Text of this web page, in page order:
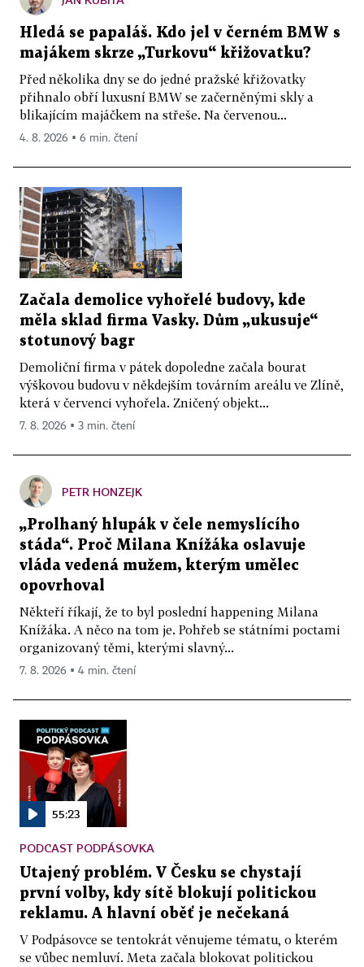
Hledá se papaláš. Kdo jel v černém BMW s
majákem skrze „Turkovu“ křižovatku?
Před několika dny se do jedné pražské křižovatky
přihnalo obří luxusní BMW se začerněnými skly a
blikajícím majáčkem na střeše. Na červenou...
4. 8. 2026 ▪ 6 min. čtení
Začala demolice vyhořelé budovy, kde
měla sklad firma Vasky. Dům „ukusuje“
stotunový bagr
Demoliční firma v pátek dopoledne začala bourat
výškovou budovu v někdejším továrním areálu ve Zlíně,
která v červenci vyhořela. Zničený objekt...
7. 8. 2026 ▪ 3 min. čtení
PETR HONZEJK
„Prolhaný hlupák v čele nemyslícího
stáda“. Proč Milana Knížáka oslavuje
vláda vedená mužem, kterým umělec
opovrhoval
Někteří říkají, že to byl poslední happening Milana
Knížáka. A něco na tom je. Pohřeb se státními poctami
organizovaný těmi, kterými slavný...
7. 8. 2026 ▪ 4 min. čtení
55:23
PODCAST PODPÁSOVKA
Utajený problém. V Česku se chystají
první volby, kdy sítě blokují politickou
reklamu. A hlavní oběť je nečekaná
V Podpásovce se tentokrát věnujeme tématu, o kterém
se vůbec nemluví. Meta začala blokovat politickou